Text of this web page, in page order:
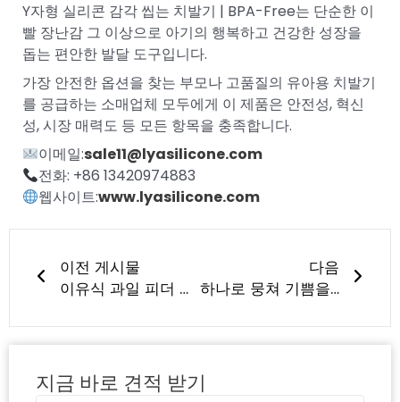
Y자형 실리콘 감각 씹는 치발기 | BPA-Free는 단순한 이
빨 장난감 그 이상으로 아기의 행복하고 건강한 성장을
돕는 편안한 발달 도구입니다.
가장 안전한 옵션을 찾는 부모나 고품질의 유아용 치발기
를 공급하는 소매업체 모두에게 이 제품은 안전성, 혁신
성, 시장 매력도 등 모든 항목을 충족합니다.
이메일:sale11@lyasilicone.com
전화: +86 13420974883
웹사이트:www.lyasilicone.com
이전 게시물
이유식 과일 피더 실리콘 짜기 젖병 스푼 - 쉽고 재미있는 아기 식사를위한 안전하고 엉망이없는 유아용 수유 스푼 피더
다음
하나로 뭉쳐 기쁨을 나누다 - LYA 팀 빌딩 이벤트 성공적 개최
지금 바로 견적 받기